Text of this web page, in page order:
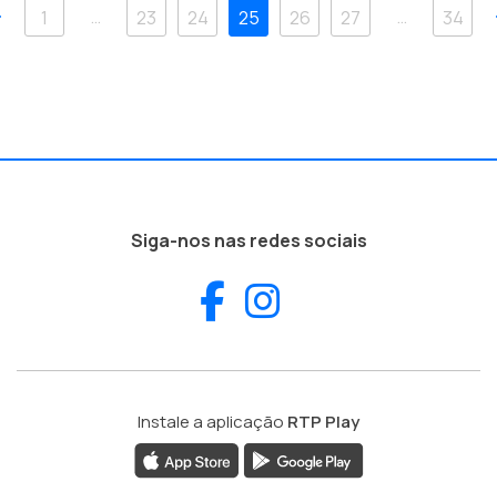
Anterior
1 … 23 24 25 26 27 … 34
Siga-nos nas redes sociais
Facebook
Instale a aplicação RTP Play